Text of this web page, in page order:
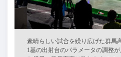
素晴らしい試合を繰り広げた群馬
1基の出射台のパラメータの調整